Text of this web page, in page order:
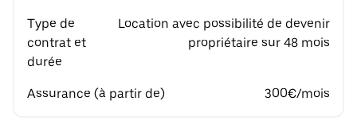
Type de
contrat et
durée
Location avec possibilité de devenir
propriétaire sur 48 mois
Assurance (à partir de) 300€/mois